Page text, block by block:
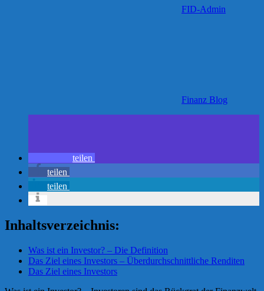
FID-Admin
Finanz Blog
teilen
teilen
teilen
Inhaltsverzeichnis:
Was ist ein Investor? – Die Definition
Das Ziel eines Investors – Überdurchschnittliche Renditen
Das Ziel eines Investors